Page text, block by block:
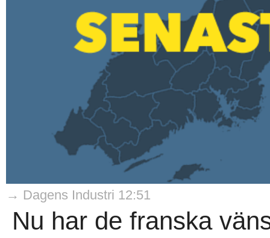
→ Dagens Industri 12:51
Nu har de franska